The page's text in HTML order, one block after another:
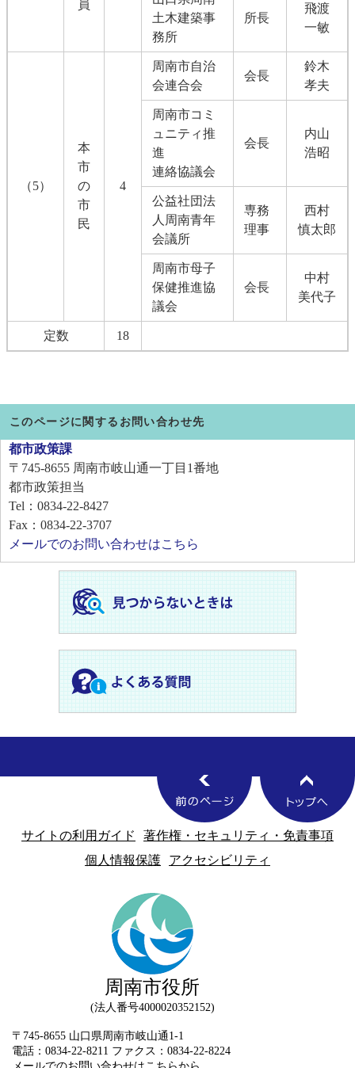
員
土木建築事
務所
所長
飛渡
一敏
（5）
本
市
の
市
民
4
周南市自治
会連合会
会長
鈴木
孝夫
周南市コミ
ュニティ推
進
連絡協議会
会長
内山
浩昭
公益社団法
人周南青年
会議所
専務
理事
西村
慎太郎
周南市母子
保健推進協
議会
会長
中村
美代子
定数 18
このページに関するお問い合わせ先
都市政策課
〒745-8655 周南市岐山通一丁目1番地
都市政策担当
Tel：0834-22-8427
Fax：0834-22-3707
メールでのお問い合わせはこちら
サイトの利用ガイド
著作権・セキュリティ・免責事項
個人情報保護
アクセシビリティ
周南市役所
法人番号4000020352152
〒745-8655 山口県周南市岐山通1-1
電話：0834-22-8211 ファクス：0834-22-8224